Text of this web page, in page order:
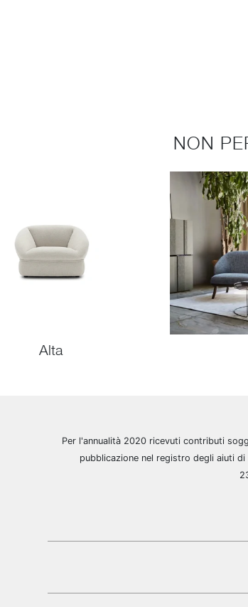
NON
Alta
Per l'annualità 2020 ricevuti contributi
pubblicazione nel registro degli aiuti